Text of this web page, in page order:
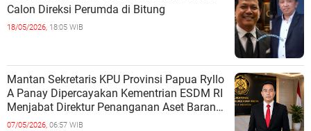
Calon Direksi Perumda di Bitung
18/05/2026, 18:05 WIB
Mantan Sekretaris KPU Provinsi Papua Ryllo
A Panay Dipercayakan Kementrian ESDM RI
Menjabat Direktur Penanganan Aset Barang
Bukti
07/05/2026, 06:57 WIB